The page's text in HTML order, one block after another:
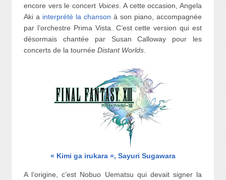
encore vers le concert Voices . A cette occasion, Angela
Aki a interprété la chanson à son piano, accompagnée
par l’orchestre Prima Vista. C’est cette version qui est
désormais chantée par Susan Calloway pour les
concerts de la tournée Distant Worlds.
« Kimi ga irukara », Sayuri Sugawara
A l’origine, c’est Nobuo Uematsu qui devait signer la